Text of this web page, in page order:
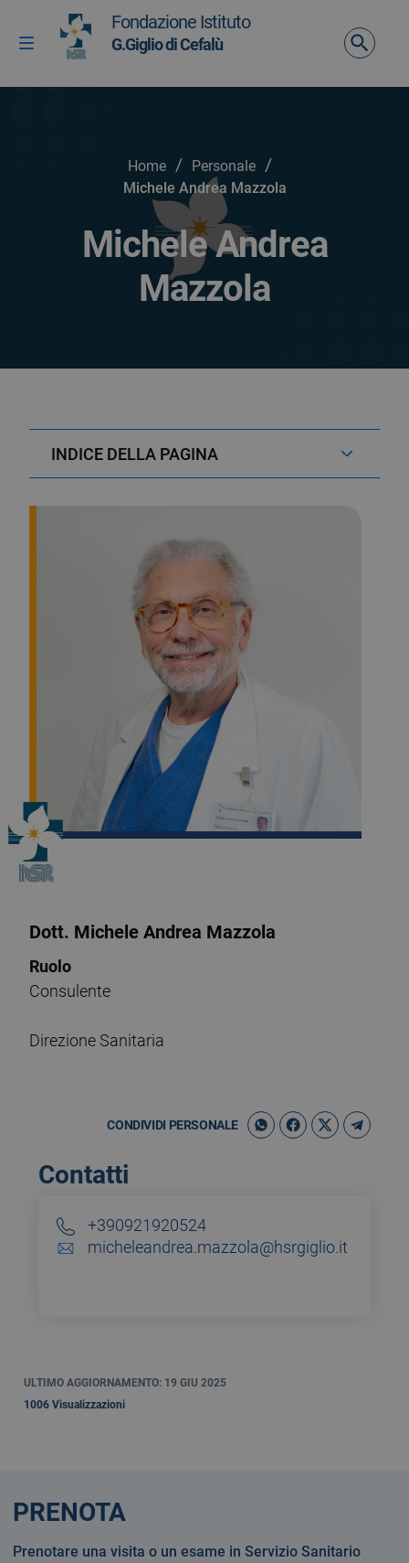
Vai ai contenuti
Vai al menu di navigazione
Vai al footer
Attiva / disattiva la navigazione
Fondazione Istituto
G.Giglio di Cefalù
Home / Personale /
Michele Andrea Mazzola
Michele Andrea
Mazzola
INDICE DELLA PAGINA
Dott. Michele Andrea Mazzola
Ruolo
Consulente
Direzione Sanitaria
CONDIVIDI PERSONALE
Contatti
+390921920524
micheleandrea.mazzola@hsrgiglio.it
ULTIMO AGGIORNAMENTO: 19 GIU 2025
1006 Visualizzazioni
PRENOTA
Prenotare una visita o un esame in Servizio Sanitario